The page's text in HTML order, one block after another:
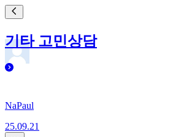
기타 고민상담
NaPaul
25.09.21